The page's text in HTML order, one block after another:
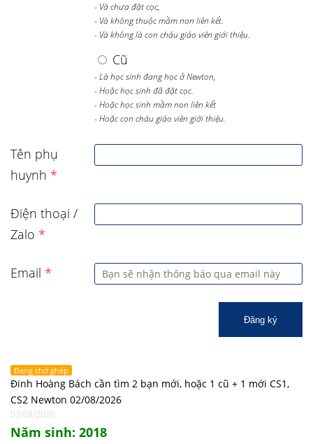
- Và chưa đặt cọc,
- Và không thuộc mầm non liên kết.
- Và không là con cháu giáo viên giới thiệu.
Cũ
- Là học sinh đang học ở Newton,
- Hoặc học sinh đã đặt cọc.
- Hoặc học sinh mầm non liên kết
- Hoặc con cháu giáo viên giới thiệu.
Tên phụ
huynh *
Điện thoại /
Zalo *
Email *
Đăng ký
Đang chờ ghép
Đinh Hoàng Bách cần tìm 2 bạn mới, hoặc 1 cũ + 1 mới CS1,
CS2 Newton 02/08/2026
03/08/2026
Năm sinh: 2018